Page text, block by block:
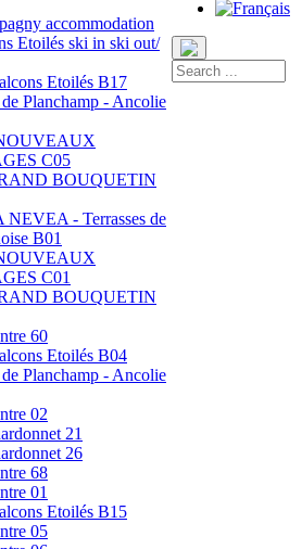
accommodation
Etoilés ski in ski out/
Etoilés B17
Planchamp - Ancolie
C05
BOUQUETIN
NEVEA - Terrasses de
B01
C01
BOUQUETIN
60
Etoilés B04
Planchamp - Ancolie
02
21
26
68
01
Etoilés B15
05